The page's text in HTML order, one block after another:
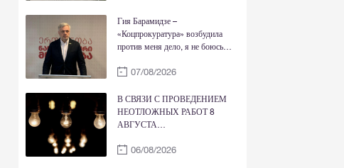
Гия Барамидзе –
«Коцпрокуратура» возбудила
против меня дело, я не боюсь
того, я всегда был прав перед
Родиной, Богом и совестью
07/08/2026
В СВЯЗИ С ПРОВЕДЕНИЕМ
НЕОТЛОЖНЫХ РАБОТ 8
АВГУСТА
ВРЕМЕННО ОГРАНИЧЕНО
06/08/2026